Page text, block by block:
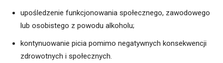
upośledzenie funkcjonowania społecznego, zawodowego
lub osobistego z powodu alkoholu;
kontynuowanie picia pomimo negatywnych konsekwencji
zdrowotnych i społecznych.